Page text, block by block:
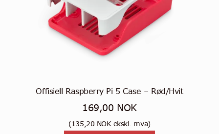
Offisiell Raspberry Pi 5 Case – Rød/Hvit
169,00 NOK
(135,20 NOKekskl. mva)